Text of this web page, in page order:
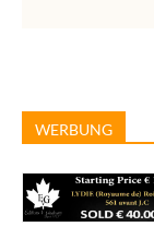
WERBUNG